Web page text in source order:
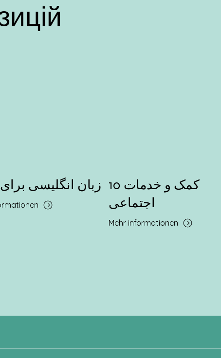
11 زبان انگلیسی 10 کمک و خدمات
اجتماعی
Mehr informationen